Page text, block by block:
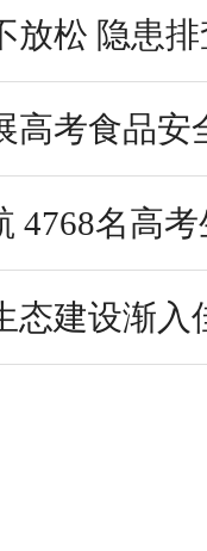
放松 隐患
高考食品安
4768名高
态建设渐入